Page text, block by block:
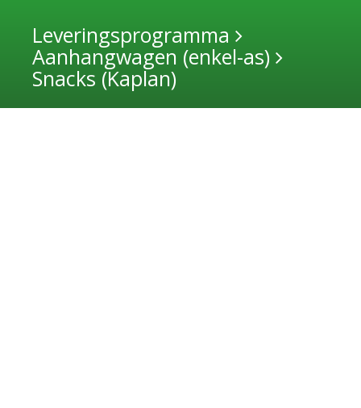
Leveringsprogramma
Aanhangwagen (enkel-as)
Snacks (Kaplan)